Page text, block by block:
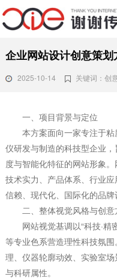
企业网站设计创意策
2025-10-14 关键词：创
一、项目背景与定位
本方案面向一家专注于粘
仪研发与制造的科技型企业
度与智能化特征的网站形象
技术实力、产品体系、行业
信赖、现代化、国际化的品牌
二、整体视觉风格与创意
网站视觉基调以“科技·精
等专业色系营造理性科技氛
理、仪器轮廓动效、实验室
与科研属性。